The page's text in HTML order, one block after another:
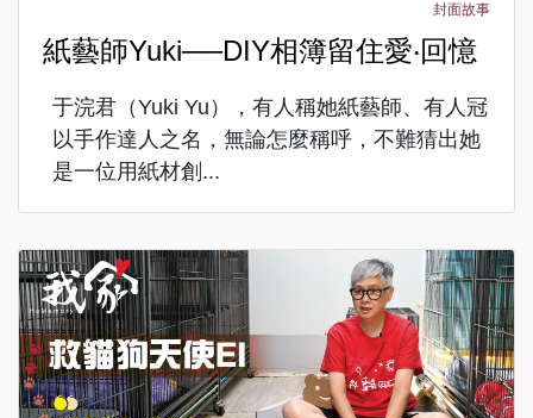
封面故事
紙藝師Yuki──DIY相簿留住愛‧回憶
于浣君（Yuki Yu），有人稱她紙藝師、有人冠
以手作達人之名，無論怎麼稱呼，不難猜出她
是一位用紙材創...